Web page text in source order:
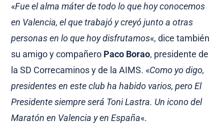
«Fue el alma máter de todo lo que hoy conocemos
en Valencia, el que trabajó y creyó junto a otras
personas en lo que hoy disfrutamos«, dice también
su amigo y compañero Paco Borao, presidente de
la SD Correcaminos y de la AIMS. «Como yo digo,
presidentes en este club ha habido varios, pero El
Presidente siempre será Toni Lastra. Un icono del
Maratón en Valencia y en España«.